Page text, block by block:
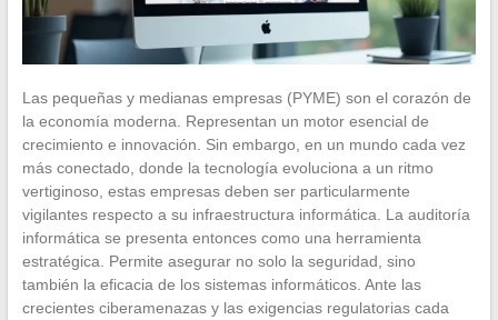
Las pequeñas y medianas empresas (PYME) son el corazón de
la economía moderna. Representan un motor esencial de
crecimiento e innovación. Sin embargo, en un mundo cada vez
más conectado, donde la tecnología evoluciona a un ritmo
vertiginoso, estas empresas deben ser particularmente
vigilantes respecto a su infraestructura informática. La auditoría
informática se presenta entonces como una herramienta
estratégica. Permite asegurar no solo la seguridad, sino
también la eficacia de los sistemas informáticos. Ante las
crecientes ciberamenazas y las exigencias regulatorias cada